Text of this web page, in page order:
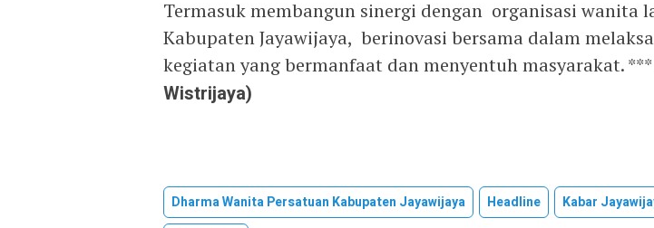
Termasuk membangun sinergi dengan organisasi wanita
Kabupaten Jayawijaya, berinovasi bersama dalam
kegiatan yang bermanfaat dan menyentuh masyarakat. ***
Wistrijaya)
Dharma Wanita Persatuan Kabupaten Jayawijaya Headline
Kabar